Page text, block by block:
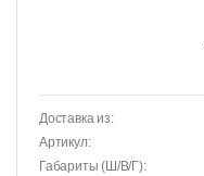
Доставка из:
Артикул:
Габариты (Ш/В/Г):